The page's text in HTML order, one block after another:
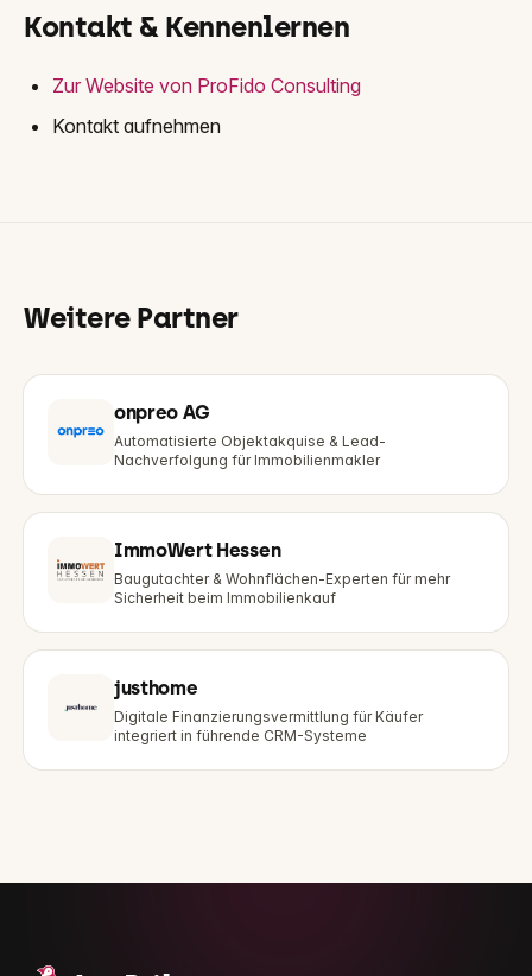
Kontakt & Kennenlernen
Zur Website von ProFido Consulting
Kontakt aufnehmen
Weitere Partner
onpreo AG
Automatisierte Objektakquise & Lead-
Nachverfolgung für Immobilienmakler
ImmoWert Hessen
Baugutachter & Wohnflächen-Experten für mehr
Sicherheit beim Immobilienkauf
justhome
Digitale Finanzierungsvermittlung für Käufer
integriert in führende CRM-Systeme